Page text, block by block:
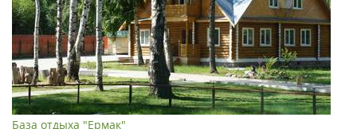
База отдыха "Ермак"